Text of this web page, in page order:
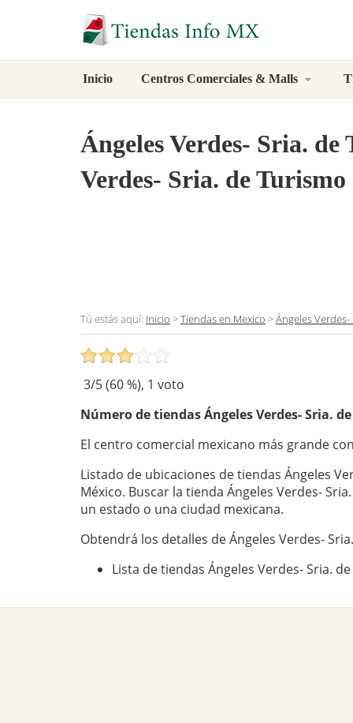
Inicio Centros Comerciales & Malls
Ángeles Verdes- Sria. de
Verdes- Sria. de
Tú estás aquí: Inicio >Tiendas en Mexico >Ángeles
3/5 (60%), 1 voto
Número de tiendasÁngeles Verdes- Sria.
El centro comercial mexicano más grande
Listado de ubicaciones de tiendas Ángeles
México. Buscar la tienda Ángeles Verdes-
un estado o una ciudad mexicana.
Obtendrá los detalles de Ángeles Verdes-
Lista de tiendas Ángeles Verdes- Sria.